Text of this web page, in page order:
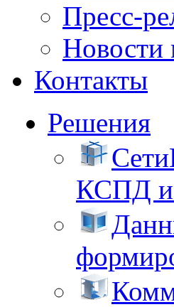
Пресс-
Новости
Контакты
Решения
Сети
КСПД